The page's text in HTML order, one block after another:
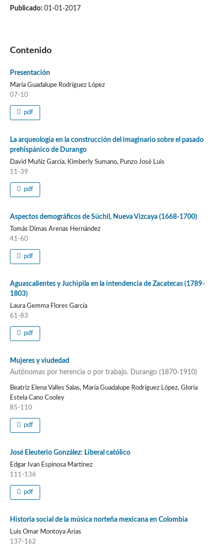
Publicado: 01-01-2017
Contenido
Presentación
María Guadalupe Rodríguez López
07-10
pdf
La arqueología en la construcción del imaginario sobre el pasado
prehispánico de Durango
David Muñiz García, Kimberly Sumano, Punzo José Luis
11-39
pdf
Aspectos demográficos de Súchil, Nueva Vizcaya (1668-1700)
Tomás Dimas Arenas Hernández
41-60
pdf
Aguascalientes y Juchipila en la intendencia de Zacatecas (1789-
1803)
Laura Gemma Flores García
61-83
pdf
Mujeres y viudedad
Autónomas por herencia o por trabajo. Durango (1870-1910)
Beatriz Elena Valles Salas, María Guadalupe Rodríguez López, Gloria
Estela Cano Cooley
85-110
pdf
José Eleuterio González: Liberal católico
Edgar Ivan Espinosa Martínez
111-136
pdf
Historia social de la música norteña mexicana en Colombia
Luis Omar Montoya Arias
137-162